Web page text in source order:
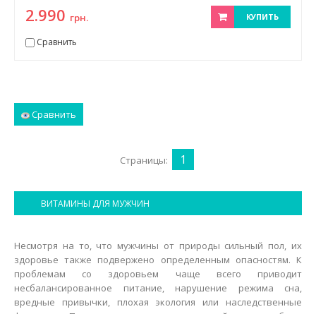
2.990 грн. КУПИТЬ
Сравнить
Сравнить
Страницы: 1
ВИТАМИНЫ ДЛЯ МУЖЧИН
Несмотря на то, что мужчины от природы сильный пол, их
здоровье также подвержено определенным опасностям. К
проблемам со здоровьем чаще всего приводит
несбалансированное питание, нарушение режима сна,
вредные привычки, плохая экология или наследственные